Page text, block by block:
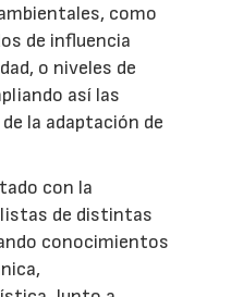
como
de influencia
o niveles de
así las
la adaptación de
con la
de distintas
conocimientos